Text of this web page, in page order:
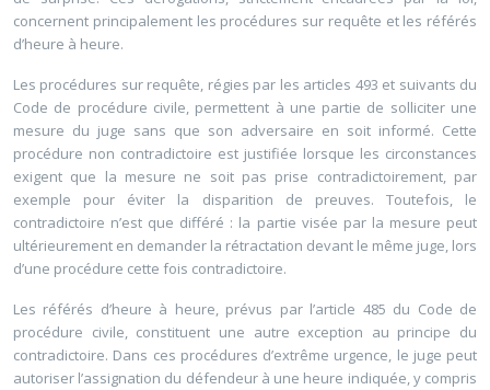
concernent principalement les procédures sur requête et les référés
d’heure à heure.
Les procédures sur requête, régies par les articles 493 et suivants du
Code de procédure civile, permettent à une partie de solliciter une
mesure du juge sans que son adversaire en soit informé. Cette
procédure non contradictoire est justifiée lorsque les circonstances
exigent que la mesure ne soit pas prise contradictoirement, par
exemple pour éviter la disparition de preuves. Toutefois, le
contradictoire n’est que différé : la partie visée par la mesure peut
ultérieurement en demander la rétractation devant le même juge, lors
d’une procédure cette fois contradictoire.
Les référés d’heure à heure, prévus par l’article 485 du Code de
procédure civile, constituent une autre exception au principe du
contradictoire. Dans ces procédures d’extrême urgence, le juge peut
autoriser l’assignation du défendeur à une heure indiquée, y compris